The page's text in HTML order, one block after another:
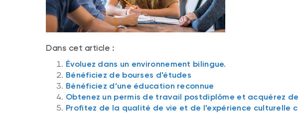
Dans cet article :
Évoluez dans un environnement bilingue.
Bénéficiez de bourses d’études
Bénéficiez d’une éducation reconnue
Obtenez un permis de travail postdiplôme et acquérez
Profitez de la qualité de vie et de l’expérience culturelle